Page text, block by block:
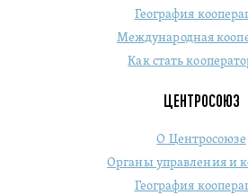
География
Международная
Как стать
ЦЕНТРОСОЮЗ
О Центросоюзе
Органы управления и
География